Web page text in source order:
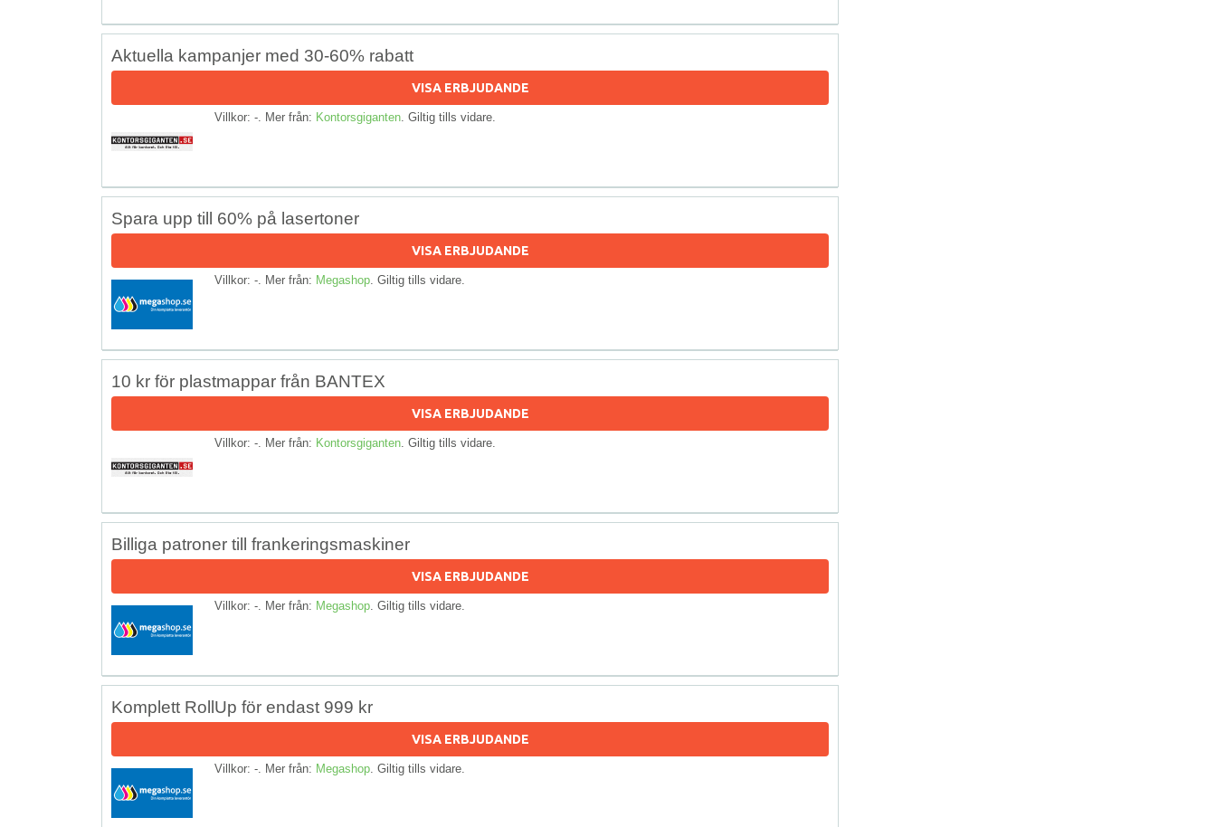
Aktuella kampanjer med 30-60% rabatt
VISA ERBJUDANDE
Villkor: -. Mer från: Kontorsgiganten . Giltig tills vidare.
Spara upp till 60% på lasertoner
VISA ERBJUDANDE
Villkor: -. Mer från: Megashop . Giltig tills vidare.
10 kr för plastmappar från BANTEX
VISA ERBJUDANDE
Villkor: -. Mer från: Kontorsgiganten . Giltig tills vidare.
Billiga patroner till frankeringsmaskiner
VISA ERBJUDANDE
Villkor: -. Mer från: Megashop . Giltig tills vidare.
Komplett RollUp för endast 999 kr
VISA ERBJUDANDE
Villkor: -. Mer från: Megashop . Giltig tills vidare.